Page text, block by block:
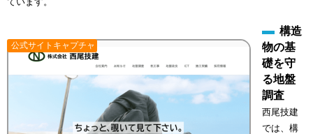
公式サイトキャプチャ
構造
物の基
礎を守
る地盤
調査
西尾技建
では、構